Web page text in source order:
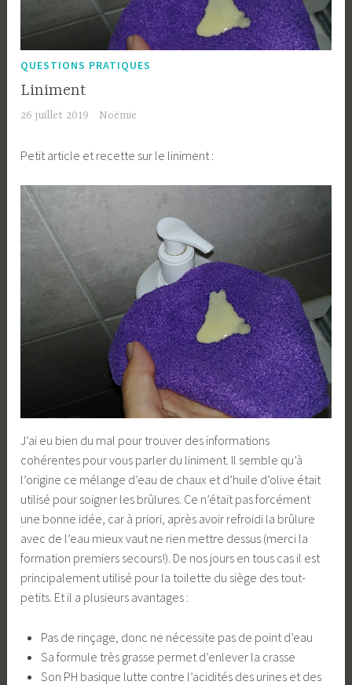
QUESTIONS PRATIQUES
Liniment
26 juillet 2019 Noëmie
Petit article et recette sur le liniment :
J’ai eu bien du mal pour trouver des informations
cohérentes pour vous parler du liniment. Il semble qu’à
l’origine ce mélange d’eau de chaux et d’huile d’olive était
utilisé pour soigner les brûlures. Ce n’était pas forcément
une bonne idée, car à priori, après avoir refroidi la brûlure
avec de l’eau mieux vaut ne rien mettre dessus (merci la
formation premiers secours!). De nos jours en tous cas il est
principalement utilisé pour la toilette du siège des tout-
petits. Et il a plusieurs avantages :
Pas de rinçage, donc ne nécessite pas de point d’eau
Sa formule très grasse permet d’enlever la crasse
Son PH basique lutte contre l’acidités des urines et des